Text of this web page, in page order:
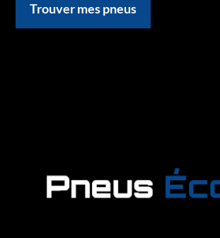
Trouver mes pneus